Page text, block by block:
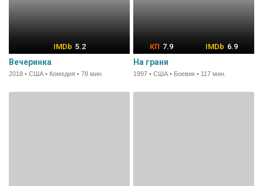
5.2
Вечеринка
2018 • США • Комедия • 78 мин.
7.9 6.9
На грани
1997 • США • Боевик • 117 мин.